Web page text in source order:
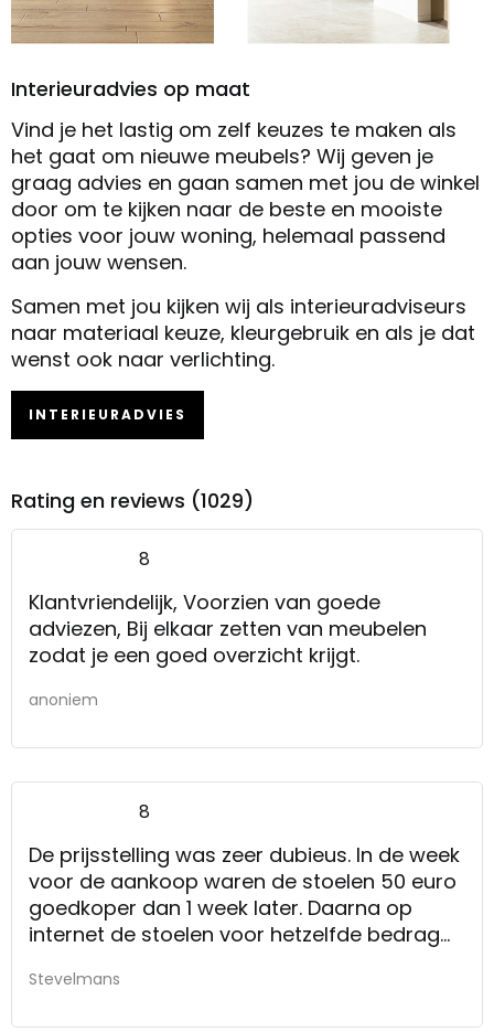
Interieuradvies op maat
Vind je het lastig om zelf keuzes te maken als
het gaat om nieuwe meubels? Wij geven je
graag advies en gaan samen met jou de winkel
door om te kijken naar de beste en mooiste
opties voor jouw woning, helemaal passend
aan jouw wensen.
Samen met jou kijken wij als interieuradviseurs
naar materiaal keuze, kleurgebruik en als je dat
wenst ook naar verlichting.
INTERIEURADVIES
Rating en reviews (1029)
8
Klantvriendelijk, Voorzien van goede
adviezen, Bij elkaar zetten van meubelen
zodat je een goed overzicht krijgt.
anoniem
8
De prijsstelling was zeer dubieus. In de week
voor de aankoop waren de stoelen 50 euro
goedkoper dan 1 week later. Daarna op
internet de stoelen voor hetzelfde bedrag
reclamekrantje met de speciale aanbieding
Stevelmans